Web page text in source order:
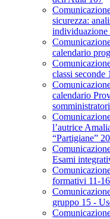
sicurezza:
individuazione
calendario
classi seconde
calendario
somministratori
l’autrice
“Partigiane”
Esami
formativi 11-
gruppo 15 -